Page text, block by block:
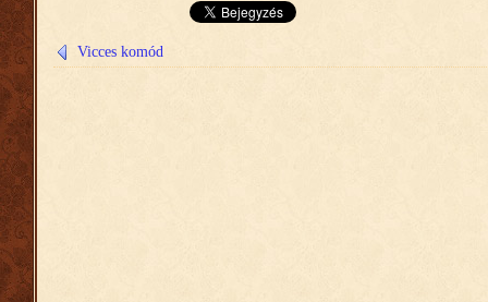
Vicces komód